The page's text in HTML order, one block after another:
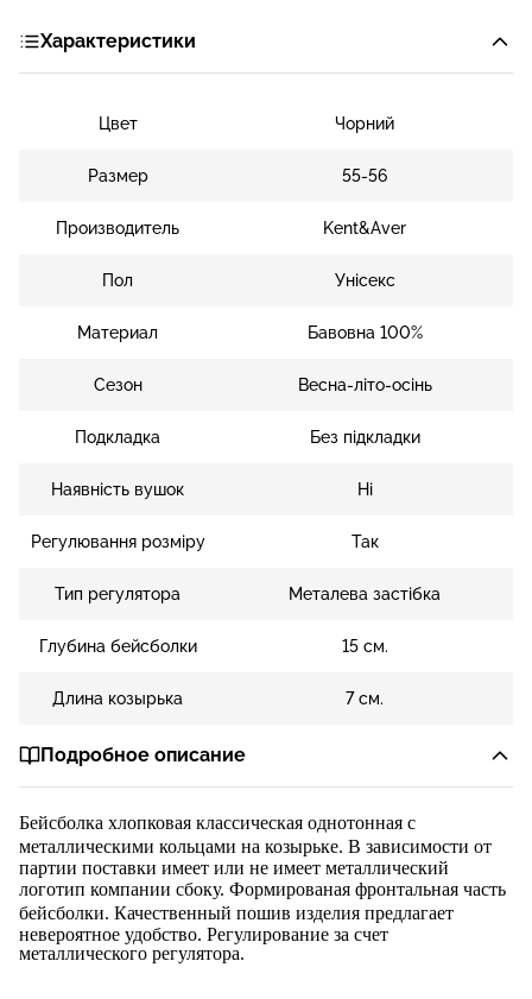
Характеристики
Цвет Чорний
Размер 55-56
Производитель Kent&Aver
Пол Унісекс
Материал Бавовна 100%
Сезон Весна-літо-осінь
Подкладка Без підкладки
Наявність вушок Ні
Регулювання розміру Так
Тип регулятора Металева застібка
Глубина бейсболки 15 см.
Длина козырька 7 см.
Подробное описание
Бейсболка хлопковая классическая однотонная с
металлическими кольцами на козырьке. В зависимости от
партии поставки имеет или не имеет металлический
логотип компании сбоку. Формированая фронтальная часть
бейсболки. Качественный пошив изделия предлагает
невероятное удобство. Регулирование за счет
металлического регулятора.